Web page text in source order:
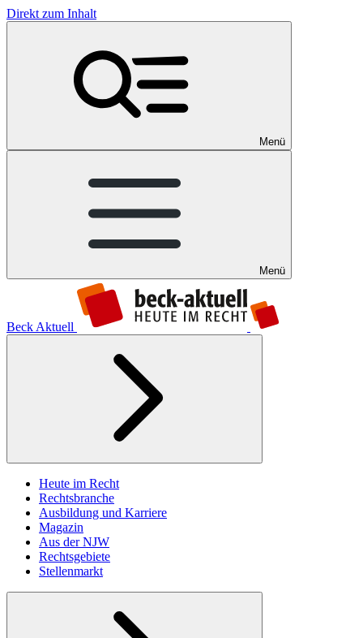
Direkt zum Inhalt
Menü
Menü
Beck Aktuell
Heute im Recht
Rechtsbranche
Ausbildung und Karriere
Magazin
Aus der NJW
Rechtsgebiete
Stellenmarkt